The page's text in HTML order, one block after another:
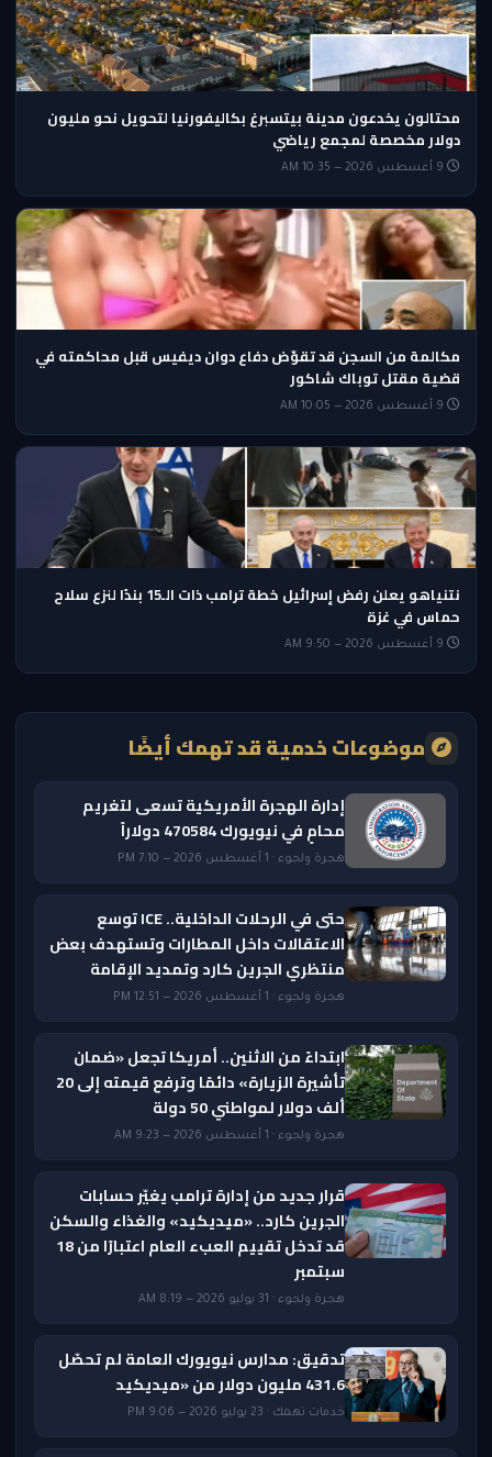
محتالون يخدعون مدينة بيتسبرغ بكاليفورنيا لتحويل نحو مليون
دولار مخصصة لمجمع رياضي
مكالمة من السجن قد تقوّض دفاع دوان ديفيس قبل محاكمته في
قضية مقتل توباك شاكور
نتنياهو يعلن رفض إسرائيل خطة ترامب ذات الـ15 بندًا لنزع سلاح
حماس في غزة
موضوعات خدمية قد تهمك أيضًا
إدارة الهجرة الأمريكية تسعى لتغريم
محامٍ في نيويورك 470584 دولاراً
هجرة ولجوء · 1 أغسطس 2026 — 7:10 PM
حتى في الرحلات الداخلية.. ICE توسع
الاعتقالات داخل المطارات وتستهدف بعض
منتظري الجرين كارد وتمديد الإقامة
هجرة ولجوء · 1 أغسطس 2026 — 12:51 PM
ابتداءً من الاثنين.. أمريكا تجعل «ضمان
تأشيرة الزيارة» دائمًا وترفع قيمته إلى 20
ألف دولار لمواطني 50 دولة
هجرة ولجوء · 1 أغسطس 2026 — 9:23 AM
قرار جديد من إدارة ترامب يغيّر حسابات
الجرين كارد.. «ميديكيد» والغذاء والسكن
قد تدخل تقييم العبء العام اعتبارًا من 18
سبتمبر
هجرة ولجوء · 31 يوليو 2026 — 8:19 AM
تدقيق: مدارس نيويورك العامة لم تحصّل
431.6 مليون دولار من «ميديكيد
خدمات تهمك · 23 يوليو 2026 — 9:06 PM